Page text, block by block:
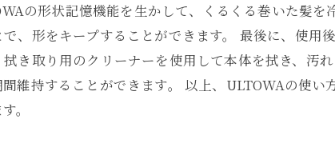
の形状記憶機能を生かして、くるくる巻いた髪
、形をキープすることができます。 最後に、使用
き取り用のクリーナーを使用して本体を拭き、汚
維持することができます。 以上、ULTOWAの使
。